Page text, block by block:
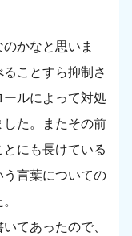
かなと思いま
ことすら抑制さ
ルによって対処
した。またその前
にも長けている
言葉についての
てあったので、